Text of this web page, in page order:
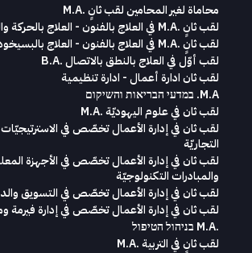
محاماة‭ ‬لغير‭ ‬المحامين لقب‭ ‬ثانٍ .‭ ‬M.A
لقب ثانٍ .M.A في العلاج بالفنون - العلاج بالحركة والرقص
لقب ثانٍ .M.A في العلاج بالفنون - العلاج بالبسيخودراما
لقب أوّل في العلاج بالنطق بالاتصال .B.A
لقب ثان ادارة أعمال - ادارة تنظيمية
M.A. במדעי הבריאות והשיקום
لقب ثان في علوم اليهوديّة .M.A
لقب ثان في إدارة الأعمال تخصّص في الاسترتيجيّات
التجاريّة
لقب ثان في إدارة الأعمال تخصّص في الأجهزة
والمبادرات التكنولوجيّة
لقب ثان في إدارة الأعمال تخصّص في التسويق
لقب ثان في إدارة الأعمال تخصّص في إدارة
.M.A בניהול הטיפול
لقب ثانٍ في التربية .M.A